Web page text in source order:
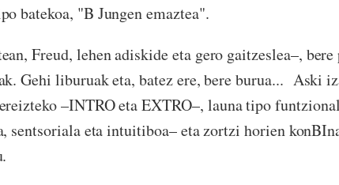
batekoa, "B Jungen emaztea".
Freud, lehen adiskide eta gero gaitzeslea–, bere
Gehi liburuak eta, batez ere, bere burua... Aski
–INTRO eta EXTRO–, launa tipo
sentsoriala eta intuitiboa– eta zortzi horien